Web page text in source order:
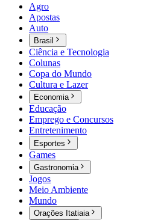
Agro
Apostas
Auto
Brasil
Ciência e Tecnologia
Colunas
Copa do Mundo
Cultura e Lazer
Economia
Educação
Emprego e Concursos
Entretenimento
Esportes
Games
Gastronomia
Jogos
Meio Ambiente
Mundo
Orações Itatiaia